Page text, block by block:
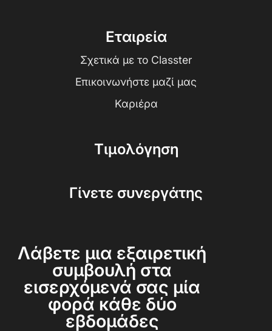
Εταιρεία
Σχετικά με το Classter
Επικοινωνήστε μαζί μας
Καριέρα
Τιμολόγηση
Γίνετε συνεργάτης
Λάβετε μια εξαιρετική
συμβουλή στα
εισερχόμενά σας μία
φορά κάθε δύο
εβδομάδες